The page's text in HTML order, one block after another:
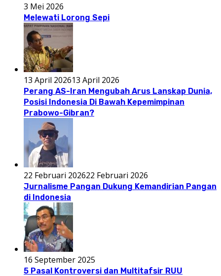
3 Mei 2026
Melewati Lorong Sepi
13 April 202613 April 2026
Perang AS-Iran Mengubah Arus Lanskap Dunia,
Posisi Indonesia Di Bawah Kepemimpinan
Prabowo-Gibran?
22 Februari 202622 Februari 2026
Jurnalisme Pangan Dukung Kemandirian Pangan
di Indonesia
16 September 2025
5 Pasal Kontroversi dan Multitafsir RUU